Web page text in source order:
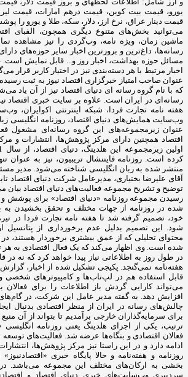
یورو، قیمت بیت کوین، قیمت درهم امارات، قیمت
قیمت دینار عراق، نرخ ارز، دلار، سکه، طلا و یورو را
می‌توانید بخش‌های متنوع دیگری همچون، الفبای
ماشین زمان، ویژه نامه، وب‌گردی را نیز مشاهده
رسانه‌ها، داغ‌ترین و بروزترین اخبار سایر حوزه‌های
مسائل حوزه بهداشت، اخبار روز و... قابل نمایش است.
اخبار مرتبط با هر دسته‌بندی نیز در اختیار کاربر قرار
عنوان صاحب امتیاز خبرگزاری اقتصاد نیوز به ثبت
که با نام گروه رسانه ای دنیای اقتصاد نیز از آن
رسانه‌ای در ایران است. علاوه بر سایت خبری اقتصاد
هفته ‌نامه تجارت فردا، شبکه اینترنتی اکوایران،
وب‌سایت همایش‌های دنیای اقتصاد، روزنامه انگلیسی
عنوان زیرمجموعه‌های این گروه رسانه‌ای مشغول
اقتصاد همچنین دارای مرکز پژوهش‌ها، انتشارات و
کرده است. روزنامه فایننشال تریبیون، نیز به عنوان
منتشر شده به زبان انگلیسی شناخته می‌شود. مدیر
آقای علیرضا بختیاری، مدیرعامل شرکت دنیای اقتصاد
توضیح و تشریح مجموعه فعالیت‌های دنیای اقتصاد بیان
رسیدن مجموعه روزنامه «دنیای اقتصاد» برای
شده در روزنامه از جهات مختلف و تحقق بخشیدن به
شود. این تصمیم بدلیل عدم برخورداری از پتانسیل
محتوای تحلیلی که از عمق بیشتری برخوردار هستند، در
شده است. وی اظهار می‌کند که یک فعال اقتصادی به هر
در طول روز به اطلاعاتی نیاز پیدا خواهد کرد که نه در
هفته‌نامه نمی‌گنجد. پکیجی تشکیل شده از اخبار،
قابل استفاده هم در لپ‌تاب‌ها و کامپیوترهای شخصی
می‌تواند کارایی گردش باز اطلاعات را برای
افزایش دهد. به گفته مدیر عامل این شرکت، در
چالش‌های رسانه در ایران از منظر اقتصادی بدنبال
برای سرمایه‌گذاران خارجی برآمدیم تا بتواند از آن
فعالان اقتصادی و بنگاه‌ها عرضه شد. فعالیت‌های توسعه
ادامه دارد و در این راستا نیز مرکز پژوهش‌ها،
روزنامه و هفته‌نامه و حالا پایگاه خبری
بخشی به ارکان‌های مختلف این مجموعه می‌باشد.
سردبیری وب‌سایت‌های خبری دنیای اقتصاد و